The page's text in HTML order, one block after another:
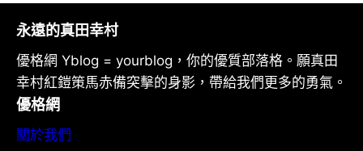
永遠的真田幸村
優格網 Yblog = yourblog，你的優質部落格。願真田
幸村紅鎧策馬赤備突擊的身影，帶給我們更多的勇氣。
優格網
關於我們